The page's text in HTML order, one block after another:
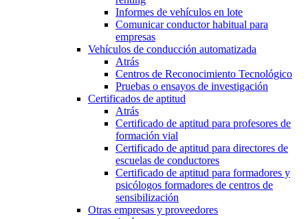
Informes de vehículos en lote
Comunicar conductor habitual para
empresas
Vehículos de conducción automatizada
Atrás
Centros de Reconocimiento Tecnológico
Pruebas o ensayos de investigación
Certificados de aptitud
Atrás
Certificado de aptitud para profesores de
formación vial
Certificado de aptitud para directores de
escuelas de conductores
Certificado de aptitud para formadores y
psicólogos formadores de centros de
sensibilización
Otras empresas y proveedores